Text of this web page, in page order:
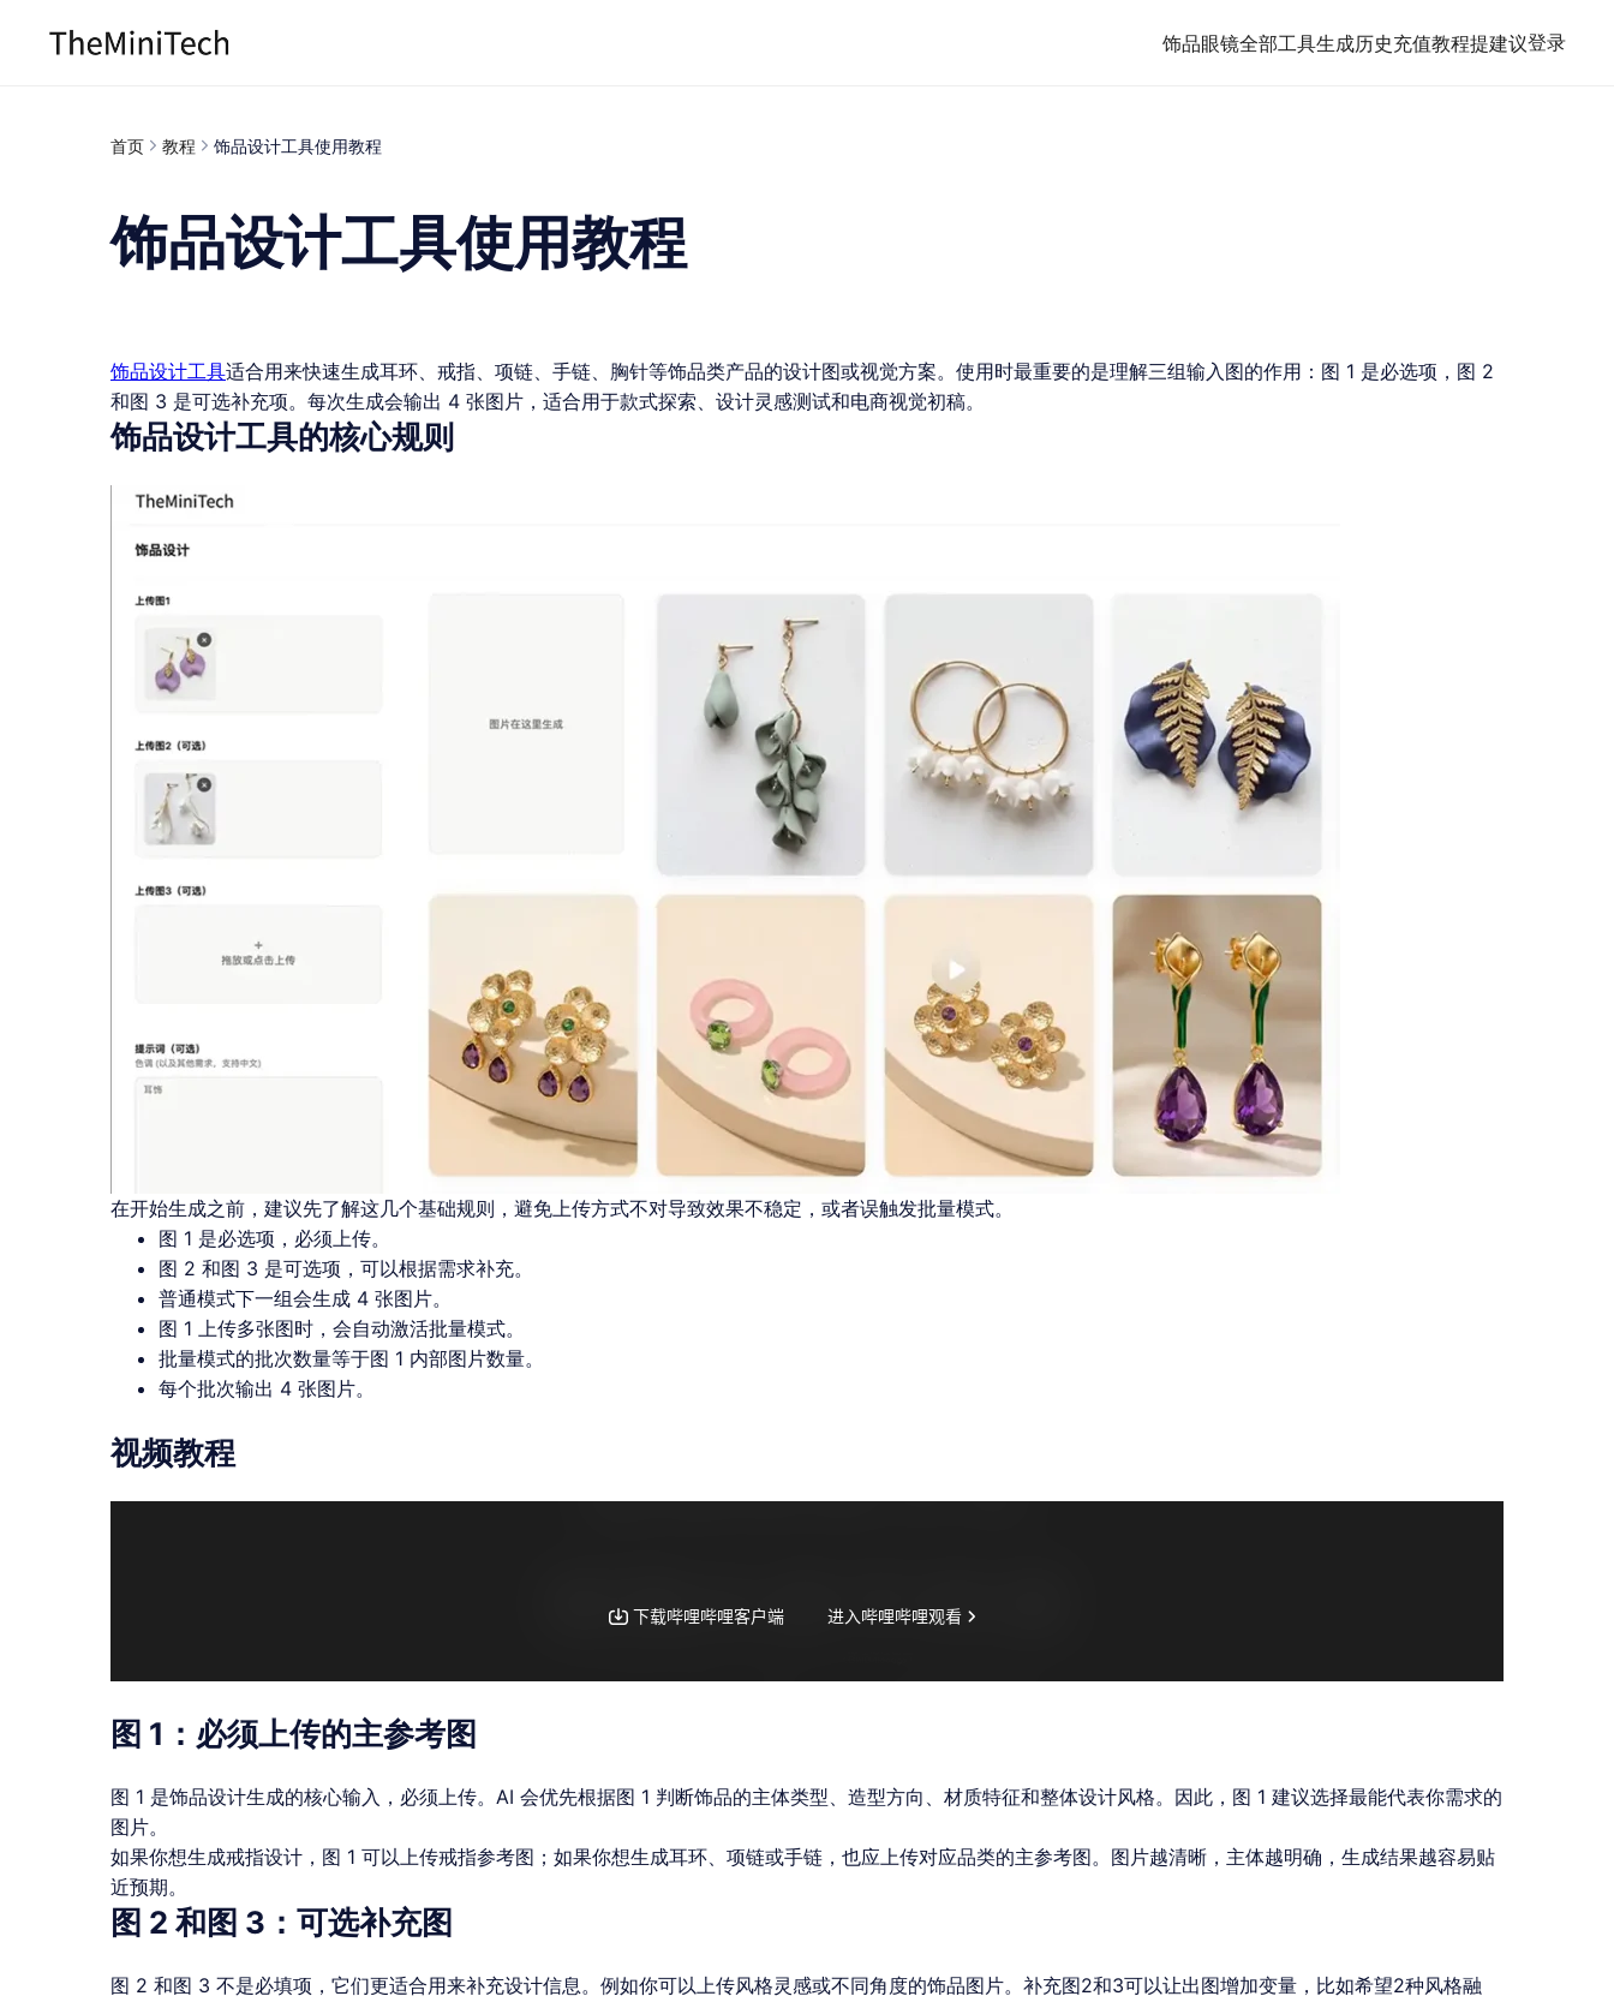
饰品眼镜全部工具生成历史充值教程提建议登录
首页 教程 饰品设计工具使用教程
饰品设计工具使用教程
饰品设计工具适合用来快速生成耳环、戒指、项链、手链、胸针等饰品类产品的设计图或视觉方案。使用时最重要的是理解三组输入图的作用：图 1 是必选项，图 2
和图 3 是可选补充项。每次生成会输出 4 张图片，适合用于款式探索、设计灵感测试和电商视觉初稿。
饰品设计工具的核心规则
在开始生成之前，建议先了解这几个基础规则，避免上传方式不对导致效果不稳定，或者误触发批量模式。
图 1 是必选项，必须上传。
图 2 和图 3 是可选项，可以根据需求补充。
普通模式下一组会生成 4 张图片。
图 1 上传多张图时，会自动激活批量模式。
批量模式的批次数量等于图 1 内部图片数量。
每个批次输出 4 张图片。
视频教程
图 1：必须上传的主参考图
图 1 是饰品设计生成的核心输入，必须上传。AI 会优先根据图 1 判断饰品的主体类型、造型方向、材质特征和整体设计风格。因此，图 1 建议选择最能代表你需求的
图片。
如果你想生成戒指设计，图 1 可以上传戒指参考图；如果你想生成耳环、项链或手链，也应上传对应品类的主参考图。图片越清晰，主体越明确，生成结果越容易贴
近预期。
图 2 和图 3：可选补充图
图 2 和图 3 不是必填项，它们更适合用来补充设计信息。例如你可以上传风格灵感或不同角度的饰品图片。补充图2和3可以让出图增加变量，比如希望2种风格融